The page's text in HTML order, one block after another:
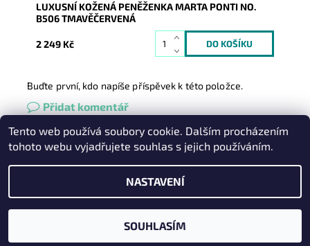
LUXUSNÍ KOŽENÁ PENĚŽENKA MARTA PONTI NO.
B506 TMAVĚČERVENÁ
2 249 Kč
Buďte první, kdo napíše příspěvek k této položce.
Přidat komentář
Heureka.cz | Zboží.cz Oázakabelek
2026 © Kabelky pro Vás, všechna práva vyhrazena
Vytvořil Shoptet
Tento web používá soubory cookie. Dalším procházením
tohoto webu vyjadřujete souhlas s jejich používáním.
NASTAVENÍ
SOUHLASÍM